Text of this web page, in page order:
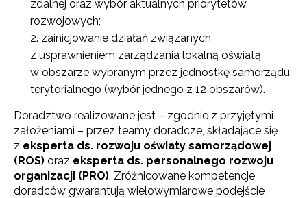
zdalnej oraz wybór aktualnych priorytetów
rozwojowych;
zainicjowanie działań związanych
z usprawnieniem zarządzania lokalną oświatą
w obszarze wybranym przez jednostkę samorządu
terytorialnego (wybór jednego z 12 obszarów).
Doradztwo realizowane jest – zgodnie z przyjętymi
założeniami – przez teamy doradcze, składające się
z eksperta ds. rozwoju oświaty samorządowej
(ROS) oraz eksperta ds. personalnego rozwoju
organizacji (PRO). Zróżnicowane kompetencje
doradców gwarantują wielowymiarowe podejście